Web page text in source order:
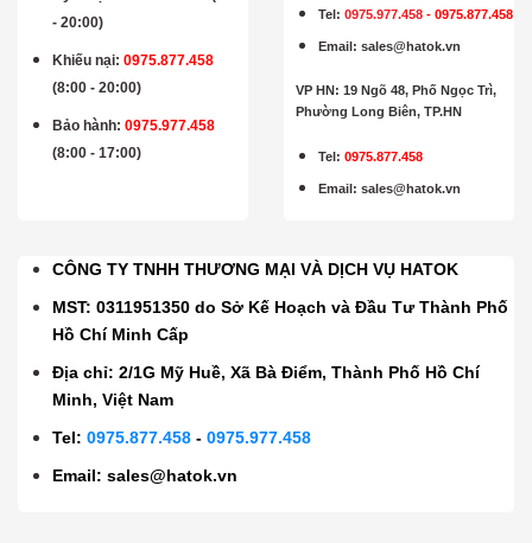
- 20:00)
Khiếu nại: 0975.877.458
(8:00 - 20:00)
Bảo hành:0975.977.458
(8:00 - 17:00)
Tel:0975.977.458 -0975.877.458
Email:sales@hatok.vn
VP HN: 19 Ngõ 48, Phố Ngọc Trì,
Phường Long Biên, TP.HN
Tel: 0975.877.458
Email:sales@hatok.vn
CÔNG TY TNHH THƯƠNG MẠI VÀ DỊCH VỤ HATOK
MST: 0311951350 do Sở Kế Hoạch và Đầu Tư Thành Phố
Hồ Chí Minh Cấp
Địa chỉ: 2/1G Mỹ Huề, Xã Bà Điểm, Thành Phố Hồ Chí
Minh, Việt Nam
Tel:0975.877.458 -0975.977.458
Email:sales@hatok.vn